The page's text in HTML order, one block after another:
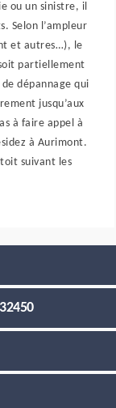
ou un sinistre, il
Selon l’ampleur
et autres…), le
partiellement
dépannage qui
jusqu’aux
à faire appel à
à Aurimont.
suivant les